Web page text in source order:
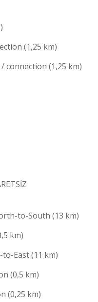
(1,25 km)
connection (1,25 km)
to-South (13 km)
km)
to-East (11 km)
(0,5 km)
(0,25 km)